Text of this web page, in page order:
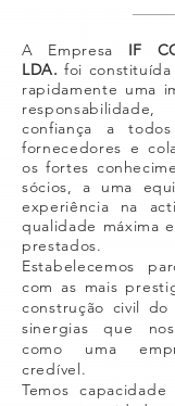
A Empresa IF
LDA. foi constituída
rapidamente uma
confiança a
fornecedores e
os fortes
sócios, a uma
experiência na
qualidade máxima
prestados.
Estabelecemos
com as mais
construção civil do
sinergias que
como uma
credível.
Temos